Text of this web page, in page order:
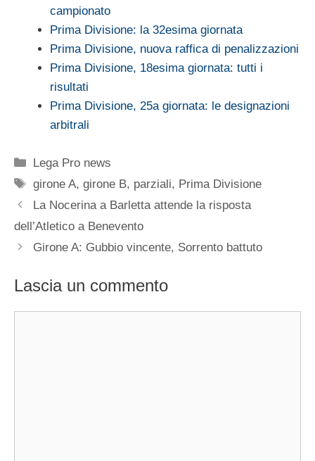
campionato
Prima Divisione: la 32esima giornata
Prima Divisione, nuova raffica di penalizzazioni
Prima Divisione, 18esima giornata: tutti i
risultati
Prima Divisione, 25a giornata: le designazioni
arbitrali
Categorie
Lega Pro news
Tag
girone A,girone B, parziali, Prima Divisione
La Nocerina a Barletta attende la risposta
dell’Atletico a Benevento
Girone A: Gubbio vincente, Sorrento battuto
Lascia un commento